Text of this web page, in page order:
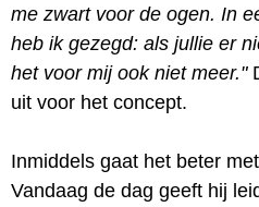
me zwart voor de ogen. In
heb ik gezegd: als jullie er
het voor mij ook niet meer."
uit voor het concept.
Inmiddels gaat het beter
Vandaag de dag geeft hij